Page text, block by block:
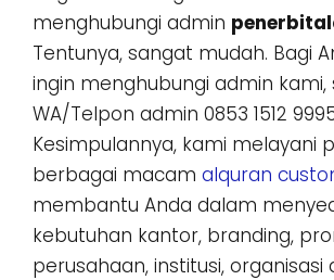
menghubungi admin
Tentunya, sangat mudah. Bagi
ingin menghubungi admin kami,
WA/Telpon admin 0853 1512
Kesimpulannya, kami melayani
berbagai macam alquran
membantu Anda dalam
kebutuhan kantor, branding,
perusahaan, institusi, organisasi